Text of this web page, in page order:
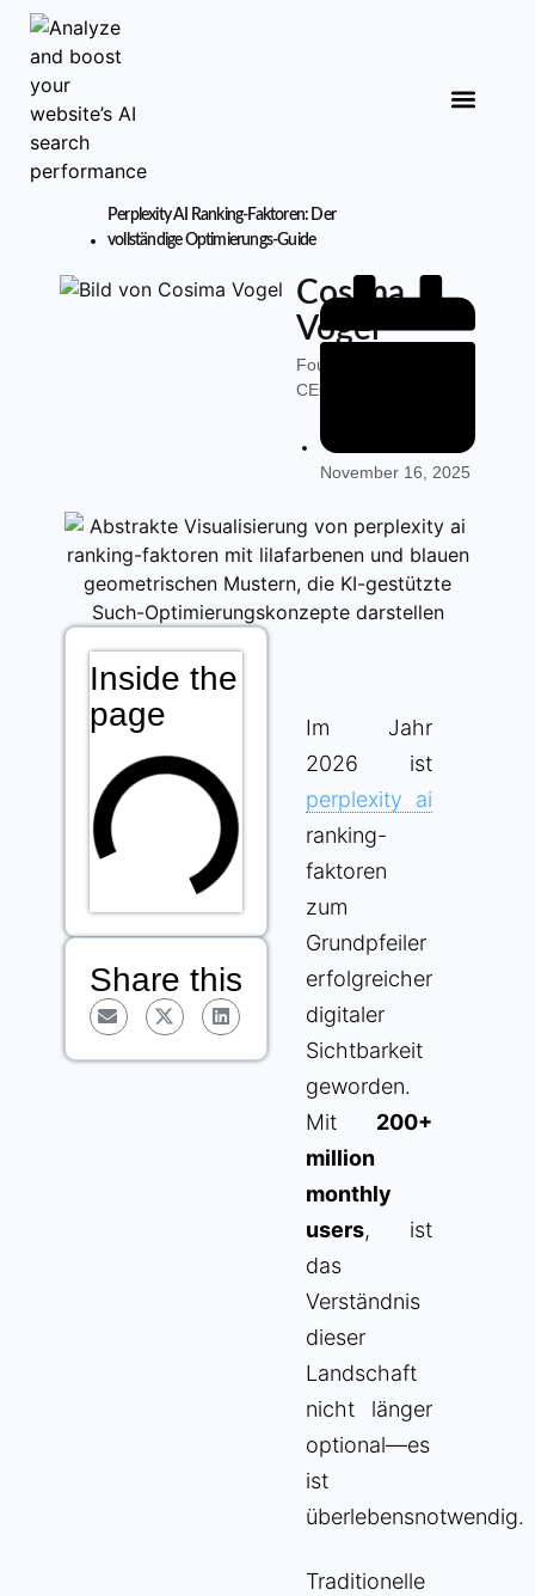
Perplexity AI Ranking-Faktoren: Der
vollständige Optimierungs-Guide
Cosima
Vogel
Founder &
CEO
November 16, 2025
Inside the
page
Share this
Im Jahr
2026 ist
perplexity ai
ranking-
faktoren
zum
Grundpfeiler
erfolgreicher
digitaler
Sichtbarkeit
geworden.
Mit 200+
million
monthly
users, ist
das
Verständnis
dieser
Landschaft
nicht länger
optional—es
ist
überlebensnotwendig.
Traditionelle